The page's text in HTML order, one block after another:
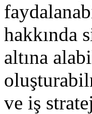
hakkında
altına
ve iş